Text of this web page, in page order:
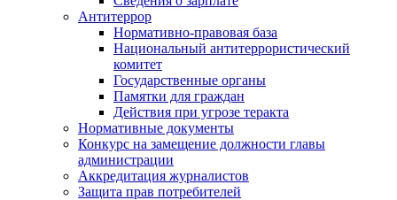
Антитеррор
Нормативно-правовая база
Национальный антитеррористический
комитет
Гоcударственные органы
Памятки для граждан
Действия при угрозе теракта
Нормативные документы
Конкурс на замещение должности главы
администрации
Аккредитация журналистов
Защита прав потребителей